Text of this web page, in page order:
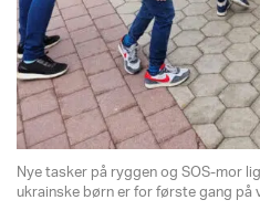
Nye tasker på ryggen og SOS-mor
ukrainske børn er for første gang på